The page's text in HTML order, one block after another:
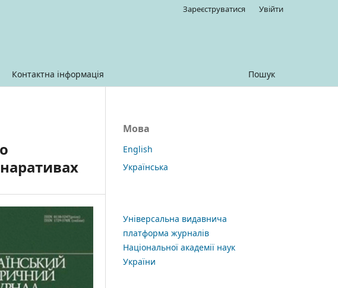
Контактна інформація Пошук
Зареєструватися Увійти
Мова
English
Українська
Універсальна видавнича
платформа журналів
Національної академії наук
України